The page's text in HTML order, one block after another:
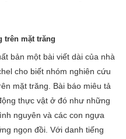
trên mặt trăng
bản một bài viết dài của nhà
cho biết nhóm nghiên cứu
mặt trăng. Bài báo miêu tả
thực vật ở đó như những
nguyên và các con ngựa
ngọn đồi. Với danh tiếng